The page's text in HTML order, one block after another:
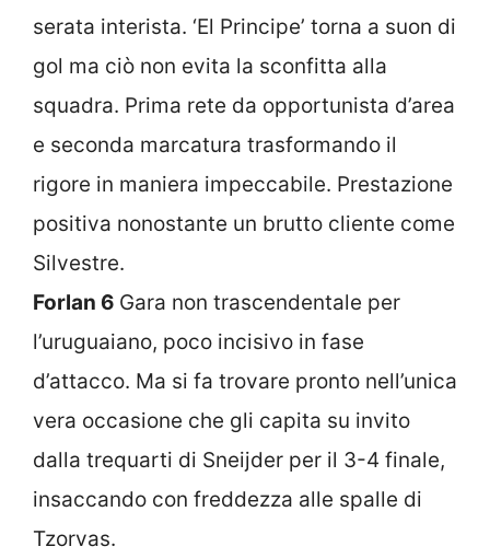
serata interista. ‘El Principe’ torna a suon di
gol ma ciò non evita la sconfitta alla
squadra. Prima rete da opportunista d’area
e seconda marcatura trasformando il
rigore in maniera impeccabile. Prestazione
positiva nonostante un brutto cliente come
Silvestre.
Forlan 6 Gara non trascendentale per
l’uruguaiano, poco incisivo in fase
d’attacco. Ma si fa trovare pronto nell’unica
vera occasione che gli capita su invito
dalla trequarti di Sneijder per il 3-4 finale,
insaccando con freddezza alle spalle di
Tzorvas.